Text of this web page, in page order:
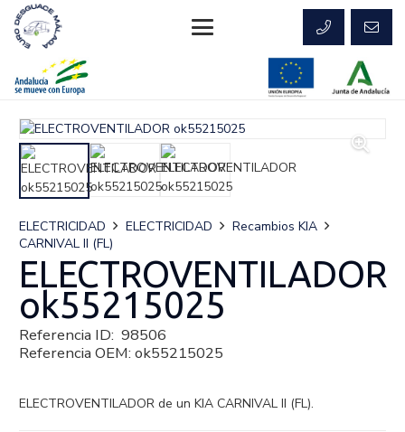
ELECTRICIDAD ELECTRICIDAD
Recambios KIA
CARNIVAL II (FL)
ELECTROVENTILADOR
ok55215025
Referencia ID: 98506
Referencia OEM: ok55215025
ELECTROVENTILADOR de un KIA CARNIVAL II (FL).